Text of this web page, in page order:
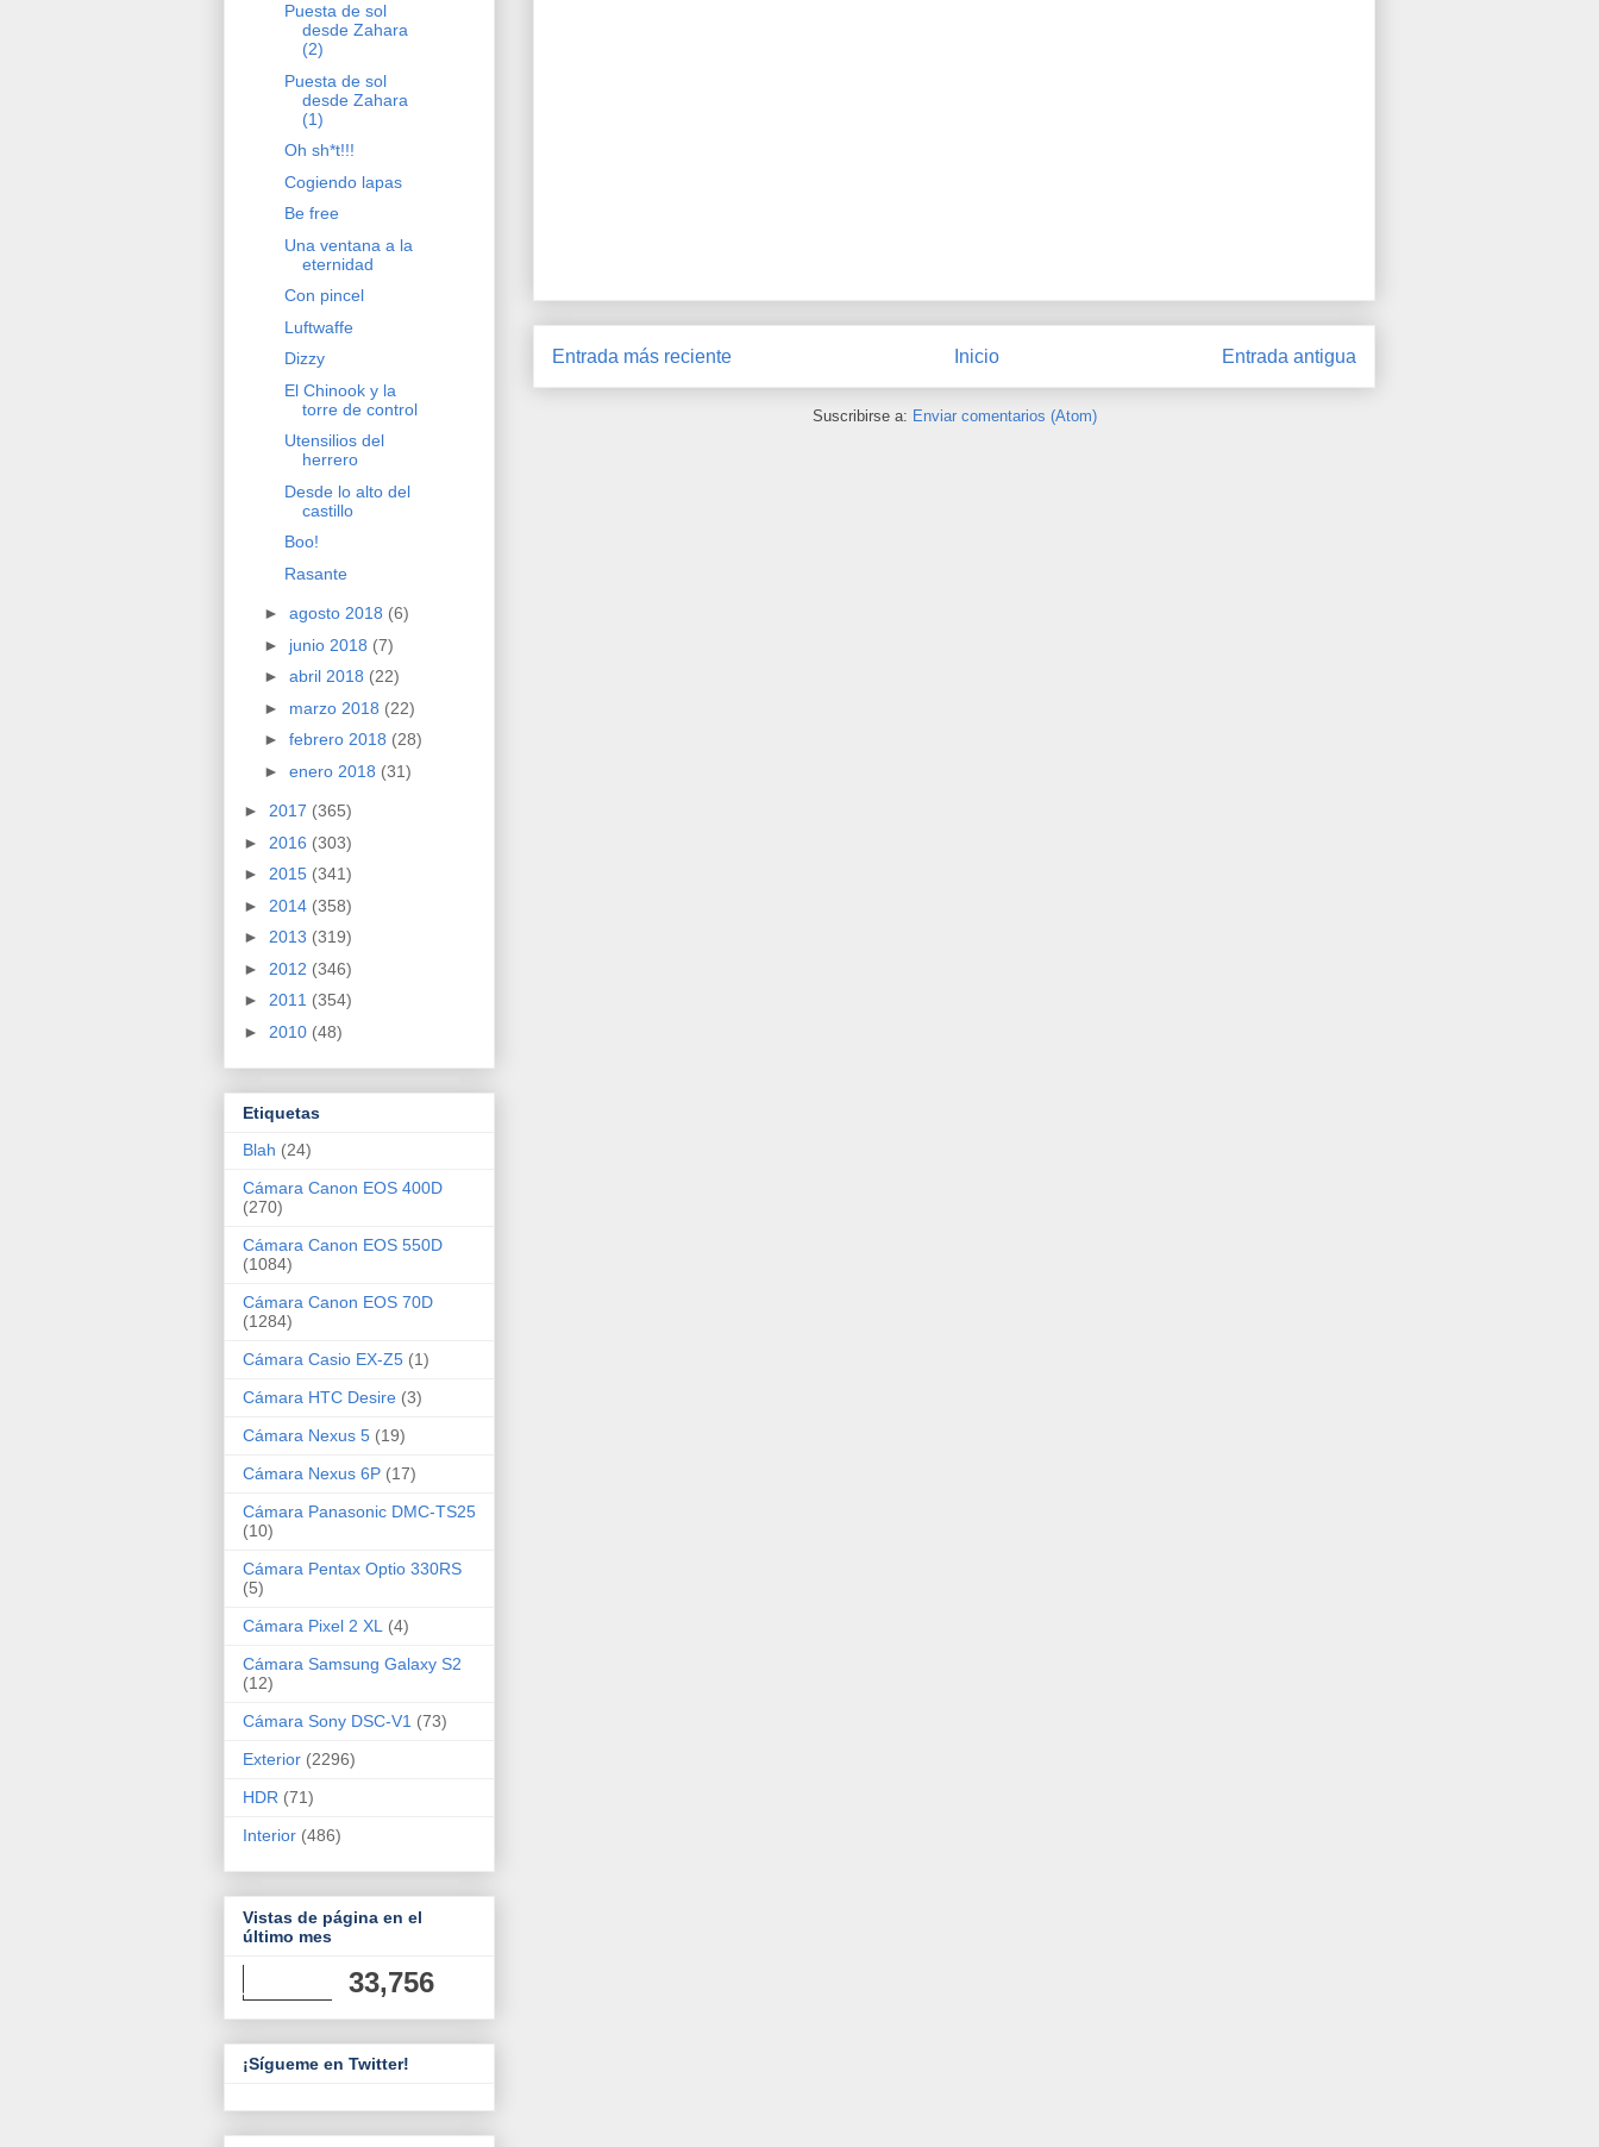
Entrada más reciente Entrada antigua
Inicio
Suscribirse a: Enviar comentarios (Atom)
Puesta de sol
desde Zahara
(2)
Puesta de sol
desde Zahara
(1)
Oh sh*t!!!
Cogiendo lapas
Be free
Una ventana a la
eternidad
Con pincel
Luftwaffe
Dizzy
El Chinook y la
torre de control
Utensilios del
herrero
Desde lo alto del
castillo
Boo!
Rasante
► agosto 2018 (6)
► junio 2018 (7)
► abril 2018 (22)
► marzo 2018 (22)
► febrero 2018 (28)
► enero 2018 (31)
► 2017 (365)
► 2016 (303)
► 2015 (341)
► 2014 (358)
► 2013 (319)
► 2012 (346)
► 2011 (354)
► 2010 (48)
Etiquetas
Blah (24)
Cámara Canon EOS 400D
(270)
Cámara Canon EOS 550D
(1084)
Cámara Canon EOS 70D
(1284)
Cámara Casio EX-Z5 (1)
Cámara HTC Desire (3)
Cámara Nexus 5 (19)
Cámara Nexus 6P (17)
Cámara Panasonic DMC-TS25
(10)
Cámara Pentax Optio 330RS
(5)
Cámara Pixel 2 XL
(4)
Cámara Samsung Galaxy S2
(12)
Cámara Sony DSC-V1 (73)
Exterior (2296)
HDR (71)
Interior (486)
Vistas de página en el
último mes
33,756
¡Sígueme en Twitter!